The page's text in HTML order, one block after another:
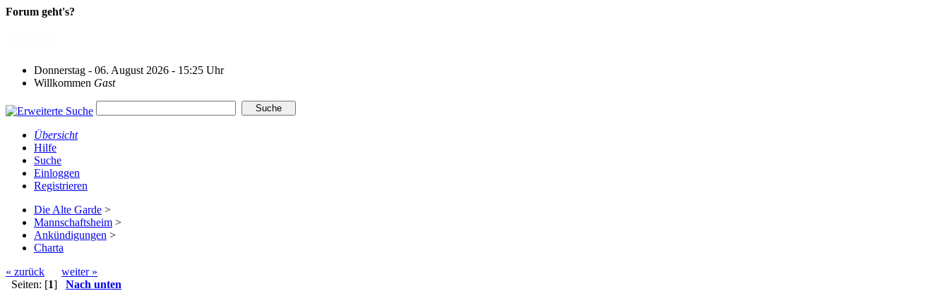
Forum geht's?
Donnerstag - 06. August 2026 - 15:25 Uhr
Willkommen Gast
Übersicht
Hilfe
Suche
Einloggen
Registrieren
Die Alte Garde >
Mannschaftsheim >
Ankündigungen >
Charta
« zurück
weiter »
Seiten: [1] Nach unten